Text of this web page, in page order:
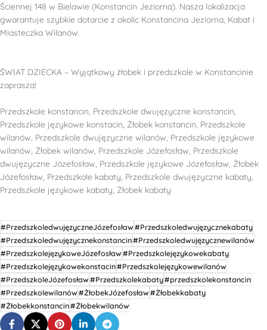
Ściennej 148 w Bielawie (Konstancin Jeziorna). Nasza lokalizacja
gwarantuje szybkie dotarcie z okolic Konstancina Jeziorna, Kabat i
Miasteczka Wilanów.
ŚWIAT DZIECKA – Wyjątkowy żłobek i przedszkole w Konstancinie
zaprasza!
Przedszkole konstancin, Przedszkole dwujęzyczne konstancin,
Przedszkole językowe konstacin, Żłobek konstancin, Przedszkole
wilanów, Przedszkole dwujęzyczne wilanów, Przedszkole językowe
wilanów, Żłobek wilanów, Przedszkole Józefosław, Przedszkole
dwujęzyczne Józefosław, Przedszkole językowe Józefosław, Żłobek
Józefosław, Przedszkole kabaty, Przedszkole dwujęzyczne kabaty,
Przedszkole językowe kabaty, Żłobek kabaty
#PrzedszkoledwujęzyczneJózefosław#Przedszkoledwujęzycznekabaty
#Przedszkoledwujęzycznekonstancin#Przedszkoledwujęzycznewilanów
#PrzedszkolejęzykoweJózefosław#Przedszkolejęzykowekabaty
#Przedszkolejęzykowekonstacin#Przedszkolejęzykowewilanów
#PrzedszkoleJózefosław#Przedszkolekabaty#przedszkolekonstancin
#Przedszkolewilanów#ŻłobekJózefosław#Żłobekkabaty
#Żłobekkonstancin#Żłobekwilanów